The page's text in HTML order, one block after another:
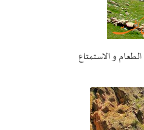
و الاستمتاع